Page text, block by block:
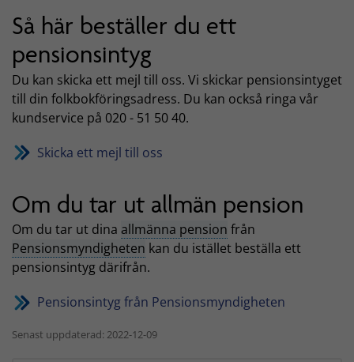
Så här beställer du ett
pensionsintyg
Du kan skicka ett mejl till oss. Vi skickar pensionsintyget
till din folkbokföringsadress. Du kan också ringa vår
kundservice på 020 - 51 50 40.
Skicka ett mejl till oss
Om du tar ut allmän pension
Om du tar ut dina allmänna pension från
Pensionsmyndigheten kan du istället beställa ett
pensionsintyg därifrån.
Pensionsintyg från Pensionsmyndigheten
Senast uppdaterad: 2022-12-09